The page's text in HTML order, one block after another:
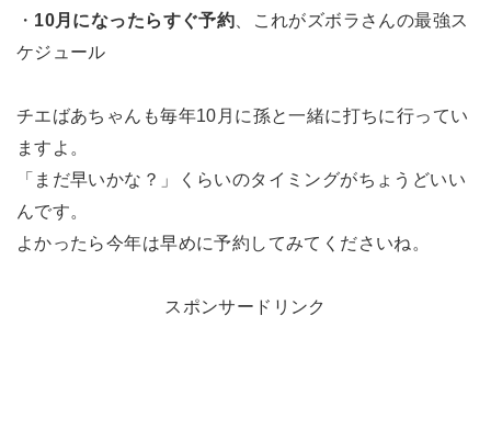
・ 10月になったらすぐ予約 、これがズボラさんの最強ス
ケジュール
チエばあちゃんも毎年10月に孫と一緒に打ちに行ってい
ますよ。
「まだ早いかな？」くらいのタイミングがちょうどいい
んです。
よかったら今年は早めに予約してみてくださいね。
スポンサードリンク